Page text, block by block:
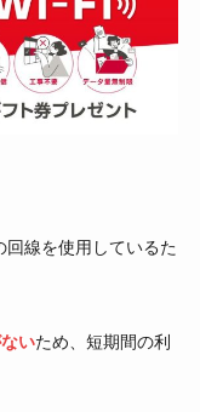
回線を使用しているた
いため、短期間の利